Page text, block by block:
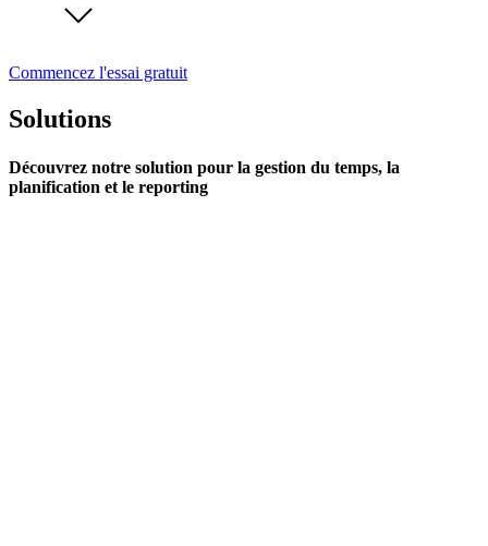
Commencez l'essai gratuit
Solutions
Découvrez notre solution pour la gestion du temps, la
planification et le reporting